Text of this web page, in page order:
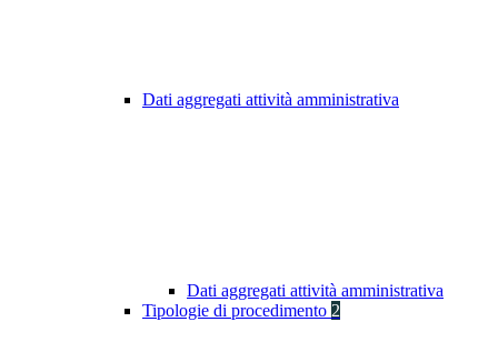
Dati aggregati attività amministrativa
Dati aggregati attività amministrativa
Tipologie di procedimento 2